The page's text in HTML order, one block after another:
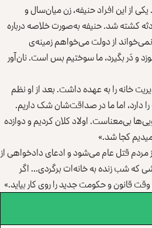
از این افراد حنیفه، زن میان‌سال و
کشته شد. حنیفه به‌صورت خلاصه درباره
ساله است. سه دخترم درس نمی‌خواند از دولت می‌خواهم زمینه‌ی
و دَر بگیرد، ما سوختیم بس است. نان‌آور
خانه را به عهده داشت. بعد از او نظم
دارد، اما ما در صداقت‌شان شک داریم.
بی‌معناست. اولاد کلان کردیم و دوازده
کجا شد.»
مردم قتل عام می‌شود و ادعای دادخواهی از
که شب زنده به خانه‌ات برگردی… اگر
وقت قانون و حکومت جدید را روی کار بیاید.»